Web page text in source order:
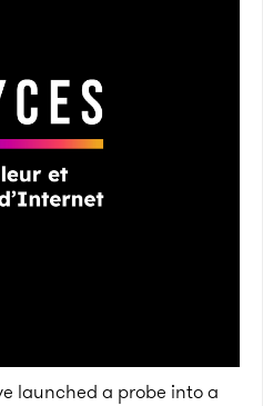
launched a probe into a